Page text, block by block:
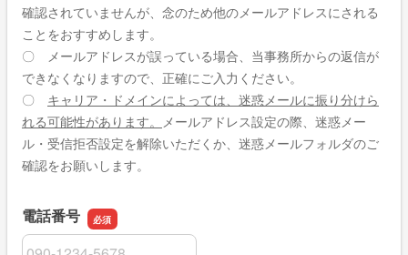
確認されていませんが、念のため他のメールアドレスにされる
ことをおすすめします。
〇 メールアドレスが誤っている場合、当事務所からの返信が
できなくなりますので、正確にご入力ください。
〇 キャリア・ドメインによっては、迷惑メールに振り分けら
れる可能性があります。 メールアドレス設定の際、迷惑メー
ル・受信拒否設定を解除いただくか、迷惑メールフォルダのご
確認をお願いします。
電話番号
電話番号